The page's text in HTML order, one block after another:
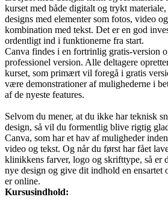
kurset med både digitalt og trykt
designs med elementer som fotos, video
kombination med tekst. Det er en god
ordentligt ind i funktionerne fra start.
Canva findes i en fortrinlig gratis-version
professionel version. Alle deltagere
kurset, som primært vil foregå i gratis
være demonstrationer af mulighederne i
af de nyeste features.
Selvom du mener, at du ikke har teknisk
design, så vil du formentlig blive rigtig
Canva, som har et hav af muligheder
video og tekst. Og når du først har fået
klinikkens farver, logo og skrifttype, så er
nye design og give dit indhold en ensartet
er online.
Kursusindhold: